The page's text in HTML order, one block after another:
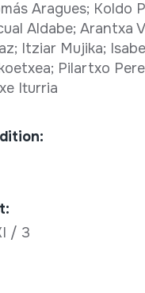
Aragues; Koldo
Aldabe; Arantxa
Itziar Mujika;
Pilartxo
Iturria
/ 3